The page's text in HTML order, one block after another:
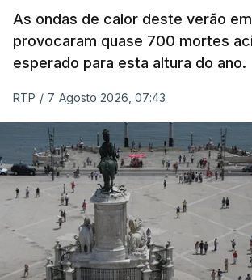
Avelar Brotero foram afixados à
resultados.
devem sair durante a tarde.
A primeira fase de acesso ao
terminou na quinta-feira. Mas o
dar mais três dias aos cerca de 20
pediram a revisão das provas.
As ondas de calor deste verão
provocaram quase 700 mortes
esperado para esta altura do ano.
RTP / 7 Agosto 2026, 07:43